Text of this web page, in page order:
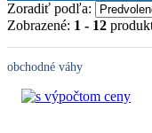
Zoradiť podľa:
Zobrazené: 1 - 12
obchodné váhy